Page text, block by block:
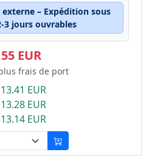
– Expédition sous
3 jours ouvrables
EUR
frais de port
EUR
EUR
EUR